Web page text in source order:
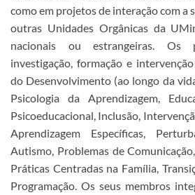
como em projetos de interação com a
outras Unidades Orgânicas da
nacionais ou estrangeiras. Os
investigação, formação e
do Desenvolvimento (ao longo da
Psicologia da Aprendizagem,
Psicoeducacional, Inclusão,
Aprendizagem Específicas,
Autismo, Problemas de
Práticas Centradas na Família,
Programação. Os seus membros